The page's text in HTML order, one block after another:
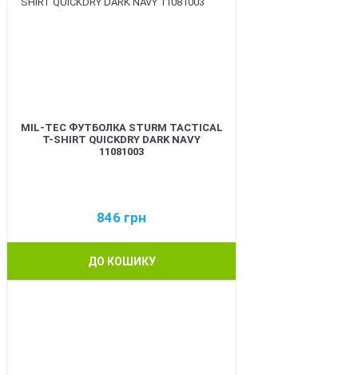
MIL-TEC ФУТБОЛКА STURM TACTICAL
T-SHIRT QUICKDRY DARK NAVY
11081003
846 грн
ДО КОШИКУ